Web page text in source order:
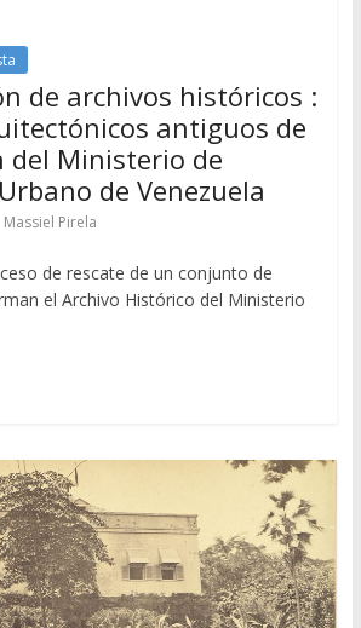
de archivos históricos :
antiguos de
del Ministerio de
de Venezuela
Massiel Pirela
de rescate de un conjunto de
el Archivo Histórico del Ministerio